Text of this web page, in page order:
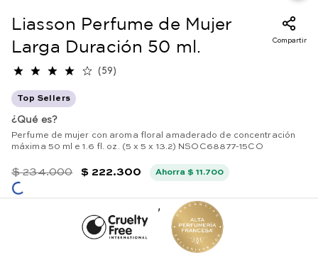
Liasson Perfume de Mujer
Larga Duración 50 ml.
Compartir
(59)
Top Sellers
¿Qué es?
Perfume de mujer con aroma floral amaderado de concentración
máxima 50 ml e 1.6 fl. oz. (5 x 5 x 13.2) NSOC68877-15CO
$ 234.000 $ 222.300 Ahorra$ 11.700
,